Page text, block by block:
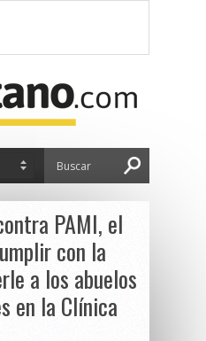
PAMI, el
con la
a los abuelos
en la Clínica